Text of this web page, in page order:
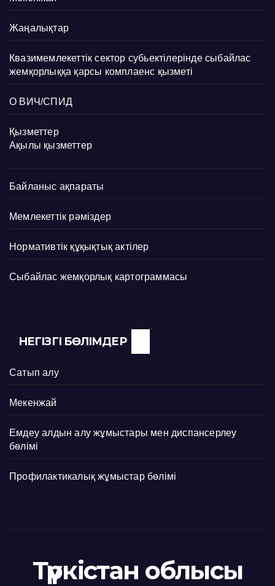
Жаңалықтар
Квазимемлекеттік сектор субьектілерінде сыбайлас
жемқорлыққа қарсы комплаенс қызметі
О ВИЧ/СПИД
Қызметтер
Ақылы қызметтер
Байланыс ақпараты
Мемлекеттік рәміздер
Нормативтік құқықтық актілер
Сыбайлас жемқорлық картограммасы
НЕГІЗГІ БӨЛІМДЕР
Сатып алу
Мекенжай
Емдеу алдын алу жұмыстары мен диспансерлеу
бөлімі
Профилактикалық жұмыстар бөлімі
Түркістан облысы